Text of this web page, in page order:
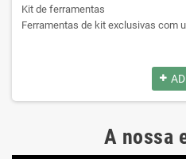
Kit de ferramentas
Ferramentas de kit exclusivas com
Ele contém um manual passo a
Veja o conteúdo do kit na descrição.
Ferramentas de kit exclusivas com
A nossa